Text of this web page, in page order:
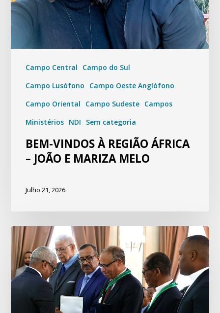
Campo Central
Campo do Sul
Campo Lusófono
Campo Oeste Anglófono
Campo Oriental
Campo Sudeste Campos
Ministérios NDI Sem categoria
BEM-VINDOS À REGIÃO ÁFRICA
– JOÃO E MARIZA MELO
Julho 21, 2026